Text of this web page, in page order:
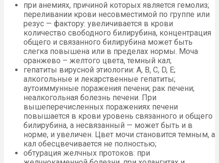
при анемиях, причиной которых является гемолиз;
переливании крови несовместимой по группе или
резус — фактору: увеличивается в крови
количество свободного билирубина, концентрация
общего и связанного билирубина может быть
слегка повышена или в пределах нормы. Моча
оранжево – желтого цвета, темный кал;
гепатиты вирусной этиологии: А, В, С, D, Е;
алкогольные и лекарственные гепатиты;
аутоиммунные поражения печени; рак печени;
неалкогольная болезнь печени. При
вышеперечисленных поражениях печени
повышается в крови уровень связанного и общего
билирубина, а несвязанный — может быть и в
норме, и увеличен. Цвет мочи становится темным, а
кал обесцвечивается не полностью;
обтурация желчных протоков: при